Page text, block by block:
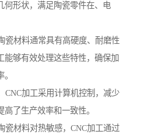
何形状，满足陶瓷零件在、电
瓷材料通常具有高硬度、耐磨性
能够有效处理这些特性，确保加
加工采用计算机控制，减少
高了生产效率和一致性。
材料对热敏感，CNC加工通过